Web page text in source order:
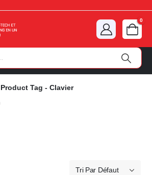
0
Product Tag - Clavier